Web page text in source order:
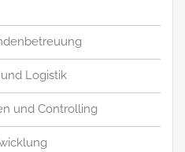
Logistik
und Controlling